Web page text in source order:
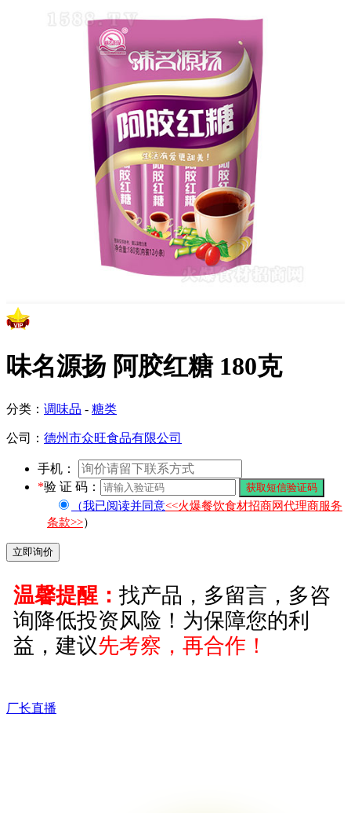
味名源扬 阿胶红糖 180克
分类： 调味品 - 糖类
公司： 德州市众旺食品有限公司
手机：
*验 证 码：
（我已阅读并同意<<火爆餐饮食材招商网代理商服务
条款>>）
温馨提醒： 找产品，多留言，多咨
询降低投资风险！为保障您的利
益，建议先考察，再合作！
厂长直播